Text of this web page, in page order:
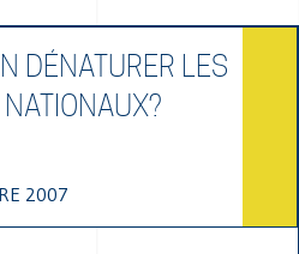
DÉNATURER LES
2007